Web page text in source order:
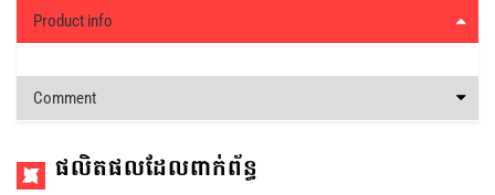
Product info
Comment
ផលិតផលដែលពាក់ព័ន្ធ